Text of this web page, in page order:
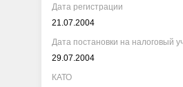
Дата регистрации
21.07.2004
Дата постановки на налоговый
29.07.2004
КАТО